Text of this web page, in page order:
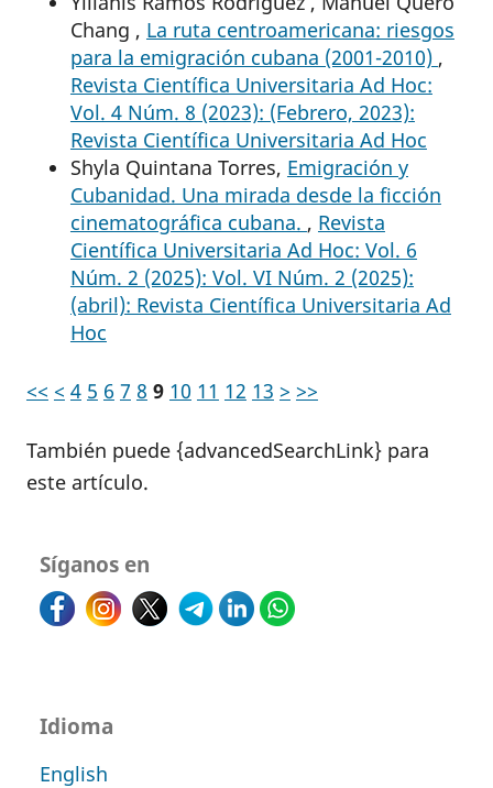
Chang , La ruta centroamericana: riesgos
para la emigración cubana (2001-2010) ,
Revista Científica Universitaria Ad Hoc:
Vol. 4 Núm. 8 (2023): (Febrero, 2023):
Revista Científica Universitaria Ad Hoc
Shyla Quintana Torres, Emigración y
Cubanidad. Una mirada desde la ficción
cinematográfica cubana. , Revista
Científica Universitaria Ad Hoc: Vol. 6
Núm. 2 (2025): Vol. VI Núm. 2 (2025):
(abril): Revista Científica Universitaria Ad
Hoc
<< < 4 5 6 7 8 9 10 11 12 13 > >>
También puede {advancedSearchLink} para
este artículo.
Síganos en
Idioma
English